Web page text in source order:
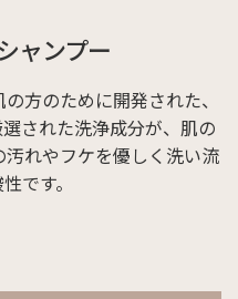
ャンプー
方のために開発された、
された洗浄成分が、肌の
れやフケを優しく洗い流
です。